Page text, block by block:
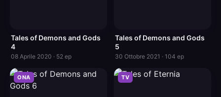
Tales of Demons and Gods
4
08 Aprile 2020 · 52 ep
Tales of Demons and Gods
5
30 Ottobre 2021 · 104 ep
ONA TV